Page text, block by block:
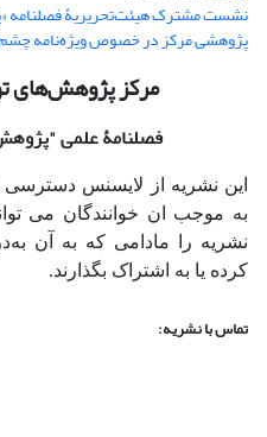
نشست مشترک هیئت‌تحریریۀ فصلنامه
پژوهشی مرکز در خصوص ویژه‌نامه
مرکز پژوهش‌های
فصلنامۀ علمی
این نشریه از لایسنس دسترسی
به موجب ان خوانندگان می
نشریه را مادامی که به آن‌
کرده یا به اشتراک بگذارند.
تماس با نشریه: